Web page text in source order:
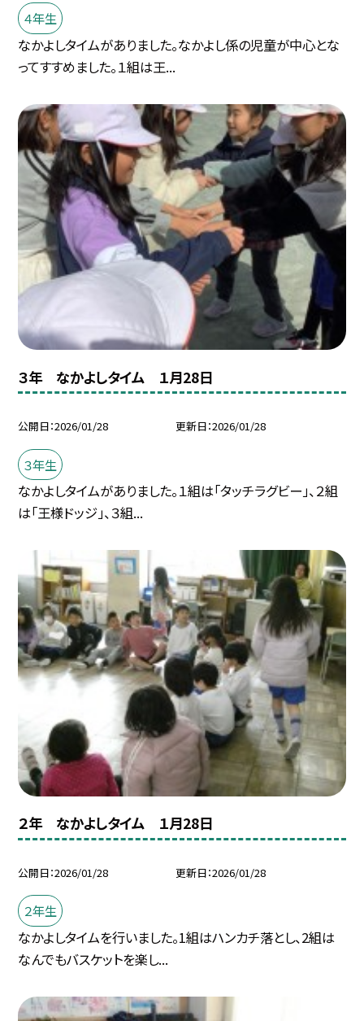
４年生
なかよしタイムがありました。なかよし係の児童が中心とな
ってすすめました。１組は王...
３年 なかよしタイム １月28日
公開日 2026/01/28 更新日 2026/01/28
３年生
なかよしタイムがありました。１組は「タッチラグビー」、２組
は「王様ドッジ」、３組...
２年 なかよしタイム １月28日
公開日 2026/01/28 更新日 2026/01/28
２年生
なかよしタイムを行いました。1組はハンカチ落とし、2組は
なんでもバスケットを楽し...